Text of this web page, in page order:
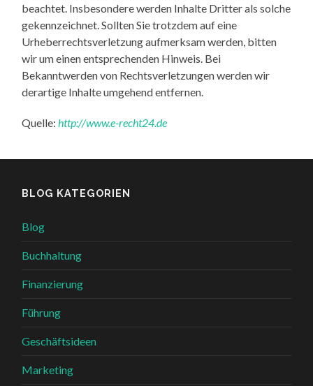
beachtet. Insbesondere werden Inhalte Dritter als solche
gekennzeichnet. Sollten Sie trotzdem auf eine
Urheberrechtsverletzung aufmerksam werden, bitten
wir um einen entsprechenden Hinweis. Bei
Bekanntwerden von Rechtsverletzungen werden wir
derartige Inhalte umgehend entfernen.
Quelle: http://www.e-recht24.de
BLOG KATEGORIEN
Blog
Buchhaltung
Finanzierung
Führung
Geschäftsideen
Marketing